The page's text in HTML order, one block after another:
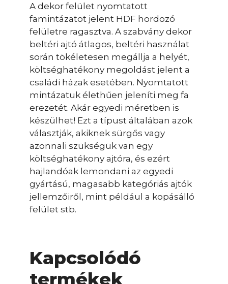
A dekor felület nyomtatott
famintázatot jelent HDF hordozó
felületre ragasztva. A szabvány dekor
beltéri ajtó átlagos, beltéri használat
során tökéletesen megállja a helyét,
költséghatékony megoldást jelent a
családi házak esetében. Nyomtatott
mintázatuk élethűen jeleníti meg fa
erezetét. Akár egyedi méretben is
készülhet! Ezt a típust általában azok
választják, akiknek sürgős vagy
azonnali szükségük van egy
költséghatékony ajtóra, és ezért
hajlandóak lemondani az egyedi
gyártású, magasabb kategóriás ajtók
jellemzőiről, mint például a kopásálló
felület stb.
Kapcsolódó
termékek